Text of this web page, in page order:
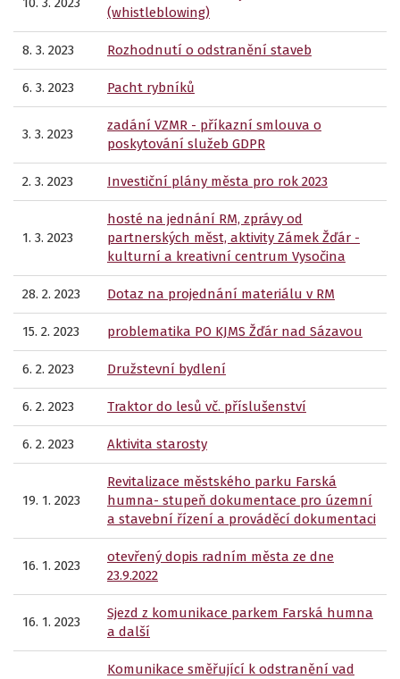
(whistleblowing)
8. 3. 2023 Rozhodnutí o odstranění staveb
6. 3. 2023 Pacht rybníků
3. 3. 2023
zadání VZMR - příkazní smlouva o
poskytování služeb GDPR
2. 3. 2023 Investiční plány města pro rok 2023
1. 3. 2023
hosté na jednání RM, zprávy od
partnerských měst, aktivity Zámek Žďár -
kulturní a kreativní centrum Vysočina
28. 2. 2023 Dotaz na projednání materiálu v RM
15. 2. 2023 problematika PO KJMS Žďár nad Sázavou
6. 2. 2023 Družstevní bydlení
6. 2. 2023 Traktor do lesů vč. příslušenství
6. 2. 2023 Aktivita starosty
19. 1. 2023
Revitalizace městského parku Farská
humna- stupeň dokumentace pro územní
a stavební řízení a prováděcí dokumentaci
16. 1. 2023
otevřený dopis radním města ze dne
23.9.2022
16. 1. 2023
Sjezd z komunikace parkem Farská humna
a další
Komunikace směřující k odstranění vad